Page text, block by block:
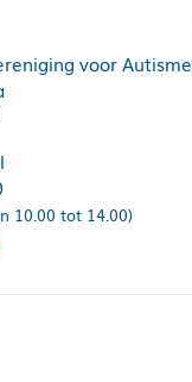
voor Autisme
10.00 tot 14.00)